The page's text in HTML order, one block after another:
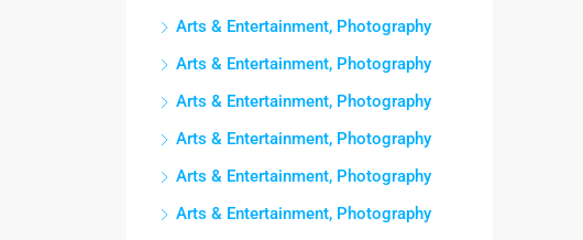
Arts & Entertainment, Photography
Arts & Entertainment, Photography
Arts & Entertainment, Photography
Arts & Entertainment, Photography
Arts & Entertainment, Photography
Arts & Entertainment, Photography